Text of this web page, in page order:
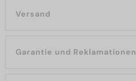
Versand
Garantie und Reklamationen